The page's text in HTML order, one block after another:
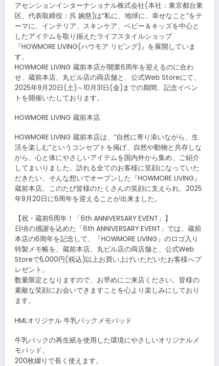
アセンションインターナショナル株式会社(本社：東京都台東
区、代表取締役：呉 婉慈)は“私に、地球に、幸せなこと”をテ
ーマに、インテリア、スキンケア、ベビー＆キッズを中心と
したアイテムを取り揃えたライフスタイルショップ
『HOWMORE LIVING(ハウモア リビング)』を展開していま
す。
HOWMORE LIVING 蔵前本店が開業6周年を迎えるのに合わ
せ、蔵前本店、丸ビル店の両店舗と、公式Web Storeにて、
2025年9月20日(土)～10月31日(金)までの期間、記念イベン
トを開催いたしております。
HOWMORE LIVING 蔵前本店
HOWMORE LIVING 蔵前本店は、“自然に寄り添いながら、生
活を楽しむ”というコンセプトを掲げ、自然や動物と共存しな
がら、心と体にやさしいアイテムを国内外から集め、ご紹介
してまいりました。訪れる全てのお客様に笑顔になっていた
だきたい、そんな想いでオープンした『HOWMORE LIVING』
蔵前本店。このたび皆様のたくさんの笑顔に支えられ、2025
年9月20日に6周年を迎えることが出来ました。
【祝・蔵前6周年！「6th ANNIVERSARY EVENT」】
日頃の感謝を込めた「6th ANNIVERSARY EVENT」では、蔵前
本店の6周年を記念して、『HOWMORE LIVING』のロゴ入り
特製メモ帳を、蔵前本店、丸ビル店の両店舗と、公式Web
Storeで5,000円(税込)以上お買い上げいただいたお客様へプ
レゼント。
数量限定となりますので、お早めにご来店ください。皆様の
素敵な笑顔にお会いできますことを心より楽しみにしており
ます。
HMLオリジナル 牛乳パックメモパッド
牛乳パックの再生紙を使用した環境にやさしいオリジナルメ
モパッド。
200枚綴りで長く使えます。